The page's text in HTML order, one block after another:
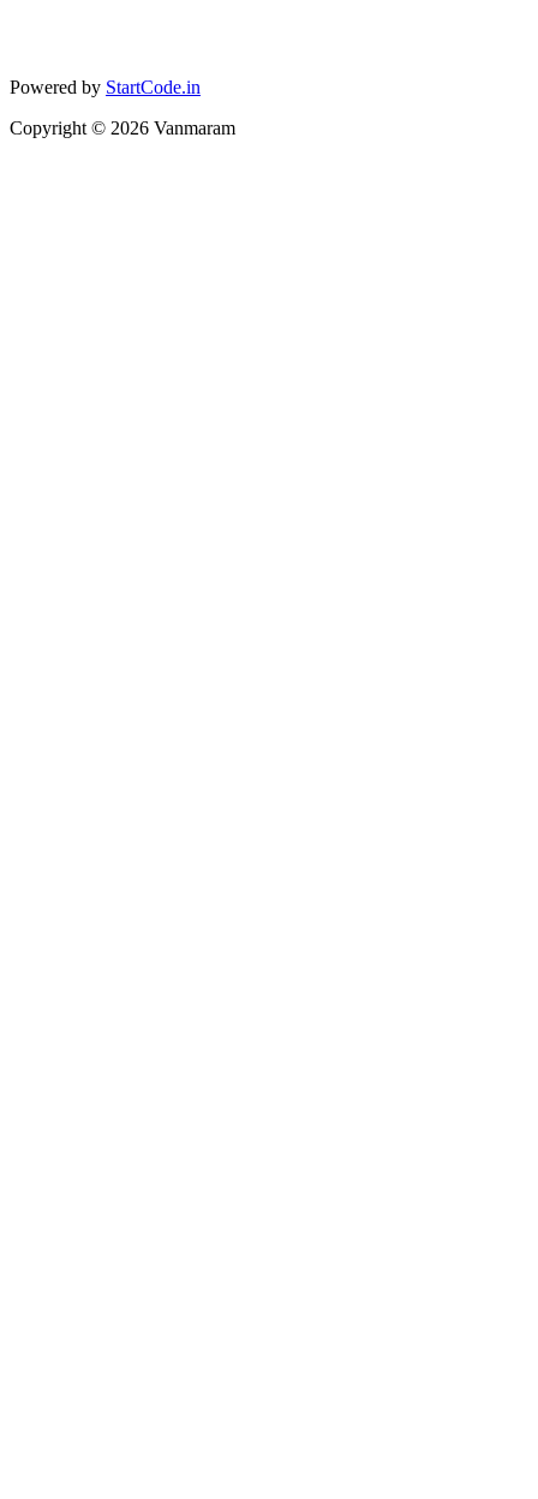
Powered by StartCode.in
Copyright © 2026 Vanmaram